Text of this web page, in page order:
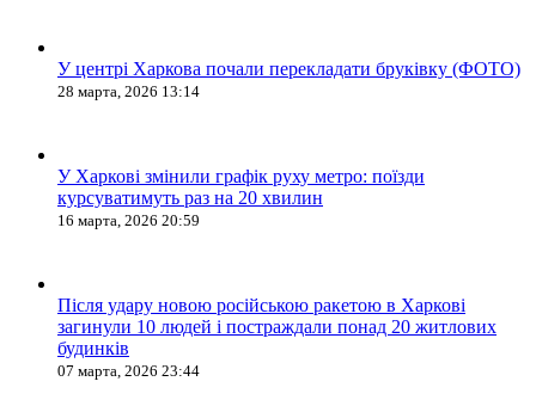
У центрі Харкова почали перекладати бруківку (ФОТО)
28 марта, 2026 13:14
У Харкові змінили графік руху метро: поїзди
курсуватимуть раз на 20 хвилин
16 марта, 2026 20:59
Після удару новою російською ракетою в Харкові
загинули 10 людей і постраждали понад 20 житлових
будинків
07 марта, 2026 23:44